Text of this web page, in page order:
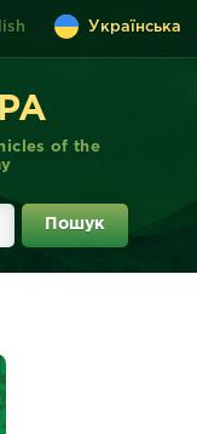
Українська
of the